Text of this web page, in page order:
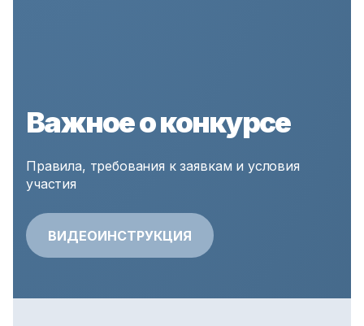
Важное о конкурсе
Правила, требования к заявкам и условия
участия
ВИДЕОИНСТРУКЦИЯ